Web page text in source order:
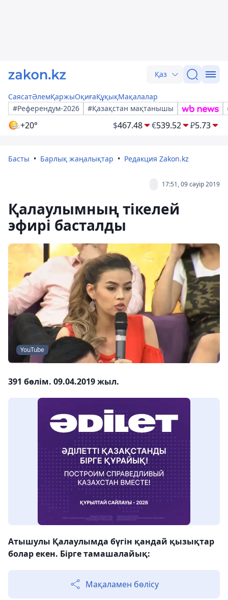
Қаз
СаясатӘлемҚаржыОқиғаҚұқықМақалалар
#Референдум-2026
#Қазақстан мақтанышы
+20° $467.48 €539.52 ₽5.73
Басты Барлық жаңалықтар Редакция Zakon.kz
17:51, 09 сәуір 2019
Қалаулымның тікелей
эфирі басталды
YouTube
391 бөлім. 09.04.2019 жыл.
Атышулы Қалаулымда бүгін қандай қызықтар
болар екен. Бірге тамашалайық:
Мақаламен бөлісу